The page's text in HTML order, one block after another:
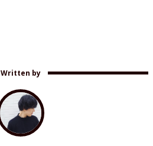
Written by